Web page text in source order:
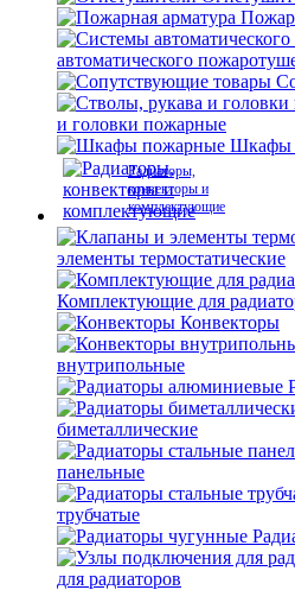
автоматического
и головки пожарные
Шкафы
Радиаторы,
конвекторы и
комплектующие
элементы термостатические
Комплектующие для
Конвекторы
внутрипольные
биметаллические
панельные
трубчатые
для радиаторов